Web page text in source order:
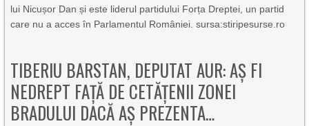
lui Nicușor Dan și este liderul partidului Forța Dreptei, un partid
care nu a acces în Parlamentul României. sursa:stiripesurse.ro
TIBERIU BARSTAN, DEPUTAT AUR: AȘ FI
NEDREPT FAȚĂ DE CETĂȚENII ZONEI
BRADULUI DACĂ AȘ PREZENTA…